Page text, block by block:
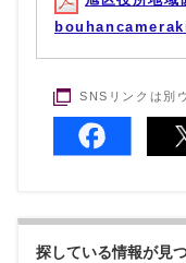
SNSリンクは別
探している情報が見